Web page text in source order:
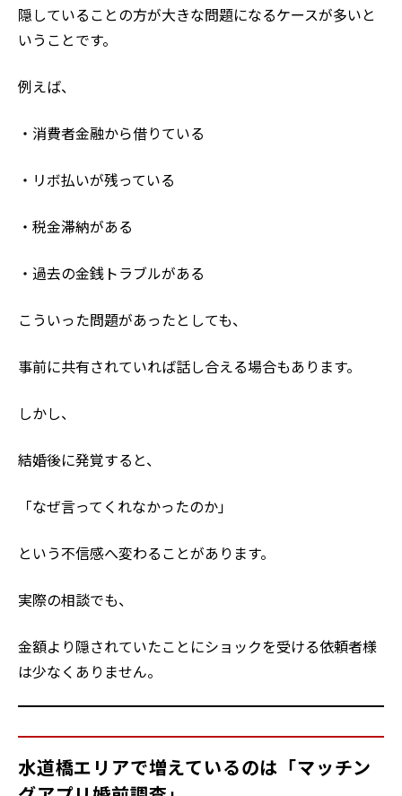
隠していることの方が大きな問題になるケースが多いと
いうことです。
例えば、
・消費者金融から借りている
・リボ払いが残っている
・税金滞納がある
・過去の金銭トラブルがある
こういった問題があったとしても、
事前に共有されていれば話し合える場合もあります。
しかし、
結婚後に発覚すると、
「なぜ言ってくれなかったのか」
という不信感へ変わることがあります。
実際の相談でも、
金額より隠されていたことにショックを受ける依頼者様
は少なくありません。
水道橋エリアで増えているのは「マッチン